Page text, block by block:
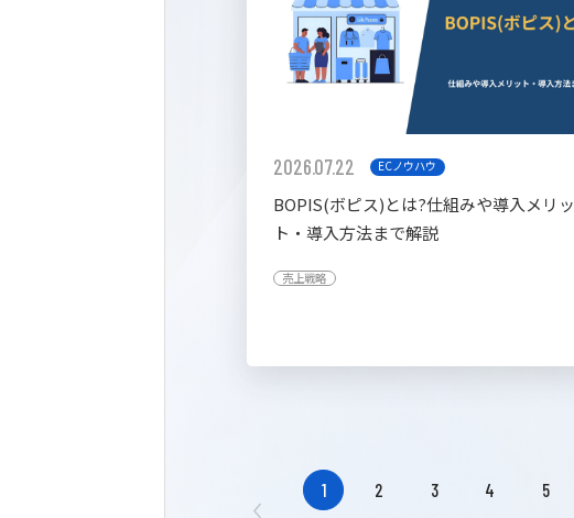
2026.07.22 ECノウハウ
BOPIS(ボピス)とは?仕組みや導入メリッ
ト・導入方法まで解説
売上戦略
1 2 3 4 5